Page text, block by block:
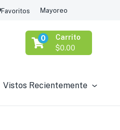
Favoritos Mayoreo
Carrito
0
$0.00
Vistos Recientemente